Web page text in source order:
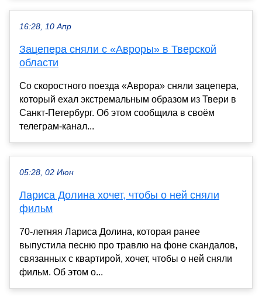
16:28, 10 Апр
Зацепера сняли с «Авроры» в Тверской
области
Со скоростного поезда «Аврора» сняли зацепера,
который ехал экстремальным образом из Твери в
Санкт-Петербург. Об этом сообщила в своём
телеграм-канал...
05:28, 02 Июн
Лариса Долина хочет, чтобы о ней сняли
фильм
70-летняя Лариса Долина, которая ранее
выпустила песню про травлю на фоне скандалов,
связанных с квартирой, хочет, чтобы о ней сняли
фильм. Об этом о...